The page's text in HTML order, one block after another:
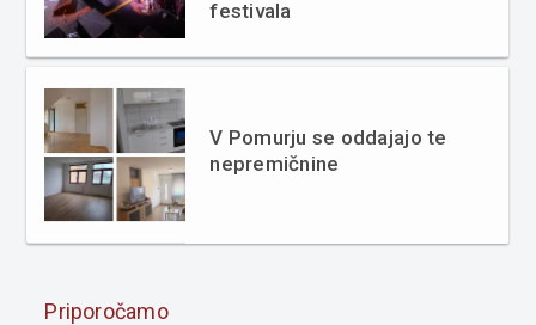
festivala
V Pomurju se oddajajo te
nepremičnine
Priporočamo